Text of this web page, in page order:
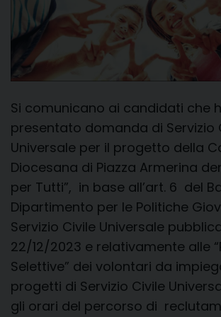
Si comunicano ai candidati che
presentato domanda di Servizio
Universale per il progetto della
Diocesana di Piazza Armerina
per Tutti”, in base all’art. 6 del
Dipartimento per le Politiche
Servizio Civile Universale
22/12/2023 e relativamente alle
Selettive” dei volontari da
progetti di Servizio Civile
gli orari del percorso di